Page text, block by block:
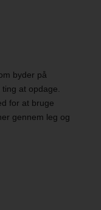
byder på
at opdage.
for at bruge
gennem leg og